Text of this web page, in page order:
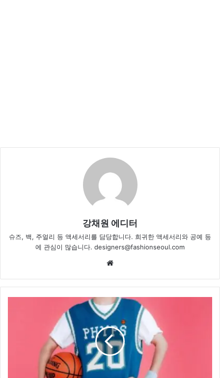
강채원 에디터
슈즈, 백, 주얼리 등 액세서리를 담당합니다. 희귀한 액세서리와 공예 등
에 관심이 많습니다. designers@fashionseoul.com